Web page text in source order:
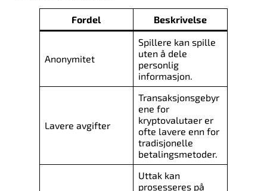
Fordel Beskrivelse
Anonymitet
Spillere kan spille
uten å dele
personlig
informasjon.
Lavere avgifter
Transaksjonsgebyr
ene for
kryptovalutaer er
ofte lavere enn for
tradisjonelle
betalingsmetoder.
Uttak kan
prosesseres på